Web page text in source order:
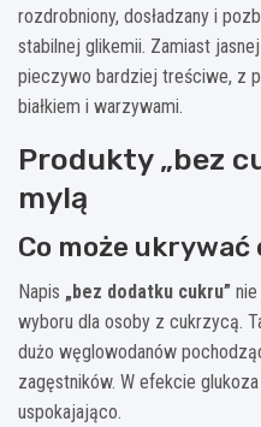
rozdrobniony, dosładzany i
stabilnej glikemii. Zamiast
pieczywo bardziej treściwe, z
białkiem i warzywami.
Produkty „bez
mylą
Co może
Napis „bez dodatku cukru”
wyboru dla osoby z cukrzycą.
dużo węglowodanów
zagęstników. W efekcie
uspokajająco.